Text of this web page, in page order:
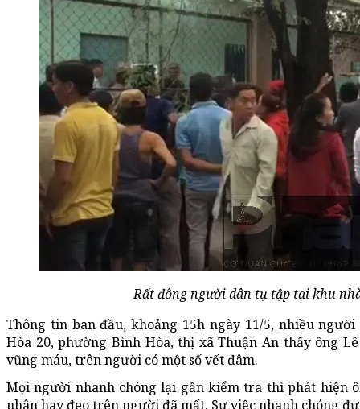
Rất đông người dân tụ tập tại khu
Thông tin ban đầu, khoảng 15h ngày 11/5, nhiều
Hòa 20, phường Bình Hòa, thị xã Thuận An thấy ông
vũng máu, trên người có một số vết đâm.
Mọi người nhanh chóng lại gần kiểm tra thì phát hiện
nhân hay đeo trên người đã mất. Sự việc nhanh chóng